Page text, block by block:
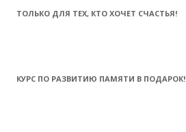
ТОЛЬКО ДЛЯ ТЕХ, КТО ХОЧЕТ СЧАСТЬЯ!
КУРС ПО РАЗВИТИЮ ПАМЯТИ В ПОДАРОК!